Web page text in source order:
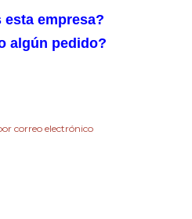
esta empresa?
algún pedido?
correo electrónico